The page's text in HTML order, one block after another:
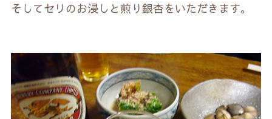
そしてセリのお浸しと煎り銀杏をいただきます。